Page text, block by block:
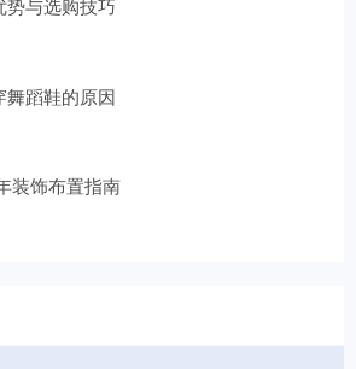
与选购技巧
舞蹈鞋的原因
装饰布置指南